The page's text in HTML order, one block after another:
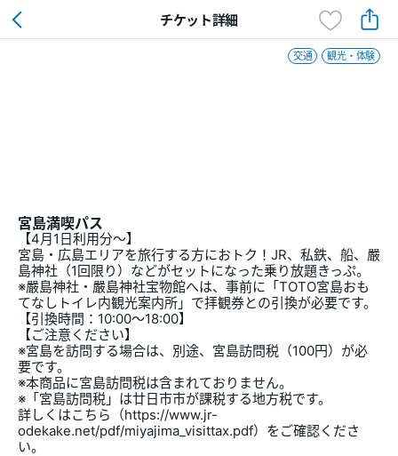
チケット詳細
交通 観光・体験
宮島満喫パス
【4月1日利用分～】
宮島・広島エリアを旅行する方におトク！JR、私鉄、船、嚴
島神社（1回限り）などがセットになった乗り放題きっぷ。
※嚴島神社・嚴島神社宝物館へは、事前に「TOTO宮島おも
てなしトイレ内観光案内所」で拝観券との引換が必要です。
【引換時間：10:00～18:00】
【ご注意ください】
※宮島を訪問する場合は、別途、宮島訪問税（100円）が必
要です。
※本商品に宮島訪問税は含まれておりません。
※「宮島訪問税」は廿日市市が課税する地方税です。
詳しくはこちら（https://www.jr-
odekake.net/pdf/miyajima_visittax.pdf）をご確認くださ
い。